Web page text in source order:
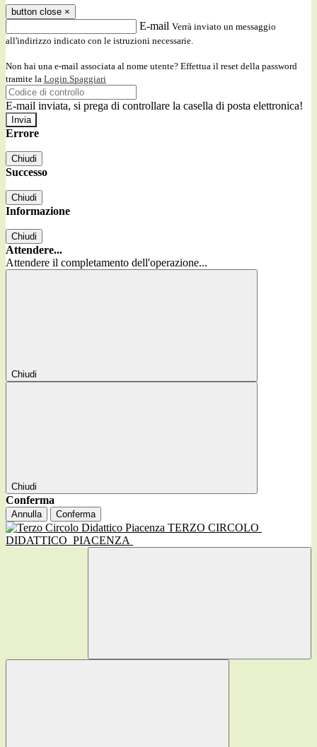
button close ×
E-mail Verrà inviato un messaggio
all'indirizzo indicato con le istruzioni necessarie.
Non hai una e-mail associata al nome utente? Effettua il reset della password
tramite la Login Spaggiari
E-mail inviata, si prega di controllare la casella di posta elettronica!
Errore
Chiudi
Successo
Chiudi
Informazione
Chiudi
Attendere...
Attendere il completamento dell'operazione...
Chiudi
Chiudi
Conferma
Annulla Conferma
TERZO CIRCOLO
DIDATTICO PIACENZA